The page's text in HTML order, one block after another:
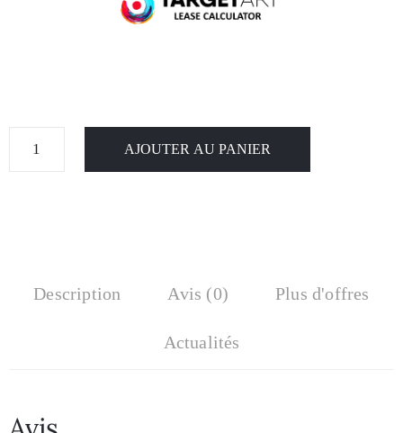
AJOUTER AU PANIER
Description Avis (0) Plus d'offres
Actualités